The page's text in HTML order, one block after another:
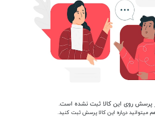
پرسش روی این کالا ثبت نشده است.
میتوانید درباره این کالا پرسش ثبت کنید.